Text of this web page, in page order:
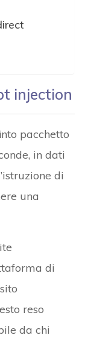
injection
pacchetto
in dati
di
una
di
reso
da chi